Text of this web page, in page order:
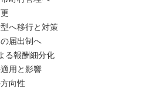
へ移行と対策
届出制へ
る報酬細分化
用と影響
向性